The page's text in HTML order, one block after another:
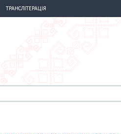
ТРАНСЛІТЕРАЦІЯ